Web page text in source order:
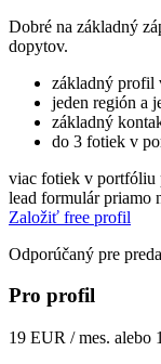
Dobré na základný
dopytov.
základný profil
jeden región a
základný
do 3 fotiek v
viac fotiek v portfóliu
lead formulár priamo
Založiť free profil
Odporúčaný pre
Pro profil
19 EUR / mes. alebo